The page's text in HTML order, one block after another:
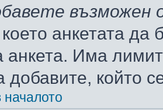
възможен
анкетата да
анкета. Има
добавите, който